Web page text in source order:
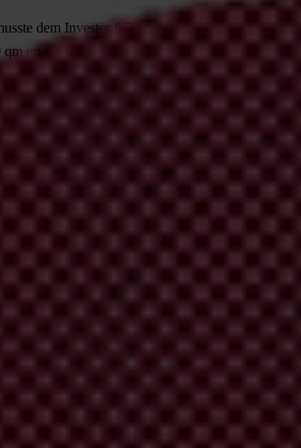
dem Investor 8,7 Mio. Euro überweisen.
erweitert.
ein Bebauungsplan im Abgeordnetenhaus
von 17.500 qm auf 20.500 qm vergrößert
einen Bebauungsplan akzeptiert, der zu
festgestellt, dass die Umwidmung von
festgestellt. Das Gericht hat den
als Ausgleich 4 Mio. € überwiesen. Nutznießer
angehören sollte, deren Verhalten
verlangt wird. Bei der Leitung des
geführt. Der Vorsitzende hat